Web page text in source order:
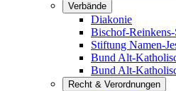
Verbände
Diakonie
Bischof-
Stiftung Namen-
Bund Alt-
Bund Alt-
Recht & Verordnungen